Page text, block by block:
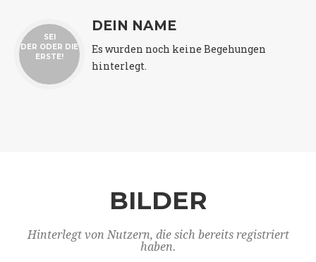
SEI
DER ODER DIE
ERSTE!
DEIN NAME
Es wurden noch keine Begehungen
hinterlegt.
BILDER
Hinterlegt von Nutzern, die sich bereits registriert
haben.